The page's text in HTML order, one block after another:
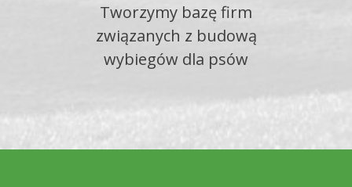
Tworzymy bazę firm
związanych z budową
wybiegów dla psów